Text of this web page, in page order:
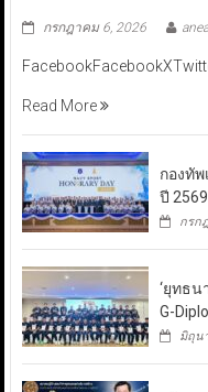
กรกฎาคม 6, 2026
Read More
กองทั
ปี 2569
กรก
‘ยุทธน
G-
มิถุน